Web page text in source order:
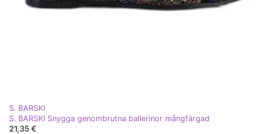
S. BARSKI
S. BARSKI Snygga genombrutna ballerinor mångfärgad
21,35 €